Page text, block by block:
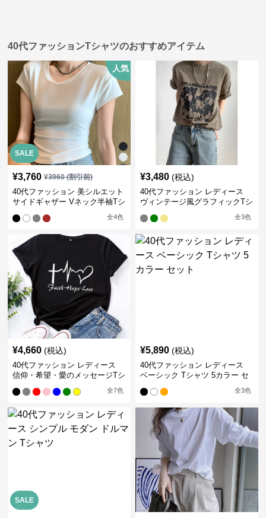
40代ファッションTシャツのおすすめアイテム
SALE
人気
¥3,760 ¥3960(割引前)
40代ファッション 美シルエット
サイドギャザー Vネック半袖Tシ
全4色
¥3,480 (税込)
40代ファッション レディース
ヴィンテージ風グラフィックTシ
全3色
¥4,660 (税込)
40代ファッション レディース
信仰・希望・愛のメッセージTシ
全7色
¥5,890 (税込)
40代ファッション レディース
ベーシック Tシャツ 5カラー セ
全3色
SALE